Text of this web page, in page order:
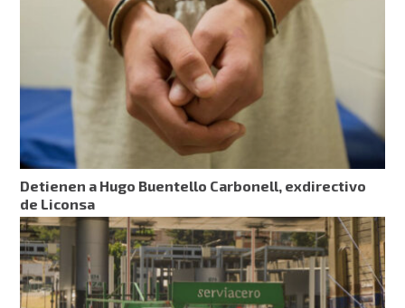
Detienen a Hugo Buentello Carbonell, exdirectivo
de Liconsa